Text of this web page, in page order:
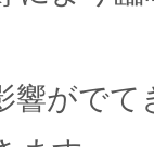
響がで